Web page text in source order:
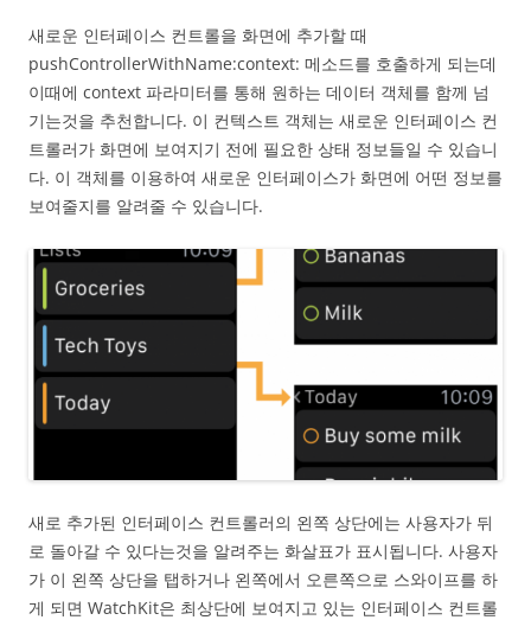
새로운 인터페이스 컨트롤을 화면에 추가할 때
pushControllerWithName:context: 메소드를 호출하게 되는데
이때에 context 파라미터를 통해 원하는 데이터 객체를 함께 넘
기는것을 추천합니다. 이 컨텍스트 객체는 새로운 인터페이스 컨
트롤러가 화면에 보여지기 전에 필요한 상태 정보들일 수 있습니
다. 이 객체를 이용하여 새로운 인터페이스가 화면에 어떤 정보를
보여줄지를 알려줄 수 있습니다.
새로 추가된 인터페이스 컨트롤러의 왼쪽 상단에는 사용자가 뒤
로 돌아갈 수 있다는것을 알려주는 화살표가 표시됩니다. 사용자
가 이 왼쪽 상단을 탭하거나 왼쪽에서 오른쪽으로 스와이프를 하
게 되면 WatchKit은 최상단에 보여지고 있는 인터페이스 컨트롤